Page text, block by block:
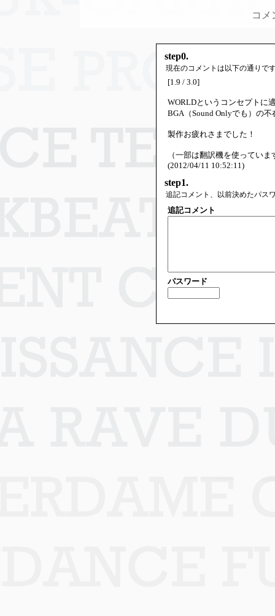
コメ
step0.
現在のコメントは以下の通りで
[1.9 / 3.0]
WORLDというコンセプトに
BGA（Sound Onlyでも）の
製作お疲れさまでした！
（一部は翻訳機を使っていま
(2012/04/11 10:52:11)
step1.
追記コメント、以前決めたパス
追記コメント
パスワード